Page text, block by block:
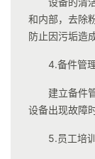
和内部，去除
防止因污垢造
4.备件管理
建立备件
设备出现故障
5.员工培训